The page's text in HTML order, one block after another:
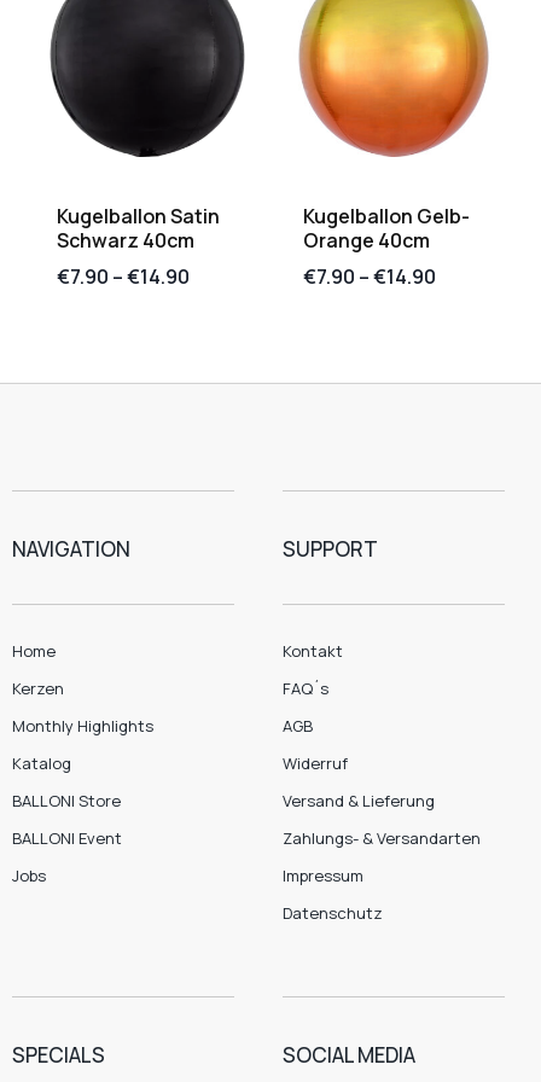
Kugelballon Satin
Schwarz 40cm
€7.90 –€14.90
Kugelballon Gelb-
Orange 40cm
€7.90 –€14.90
NAVIGATION
Home
Kerzen
Monthly Highlights
Katalog
BALLONI Store
BALLONI Event
Jobs
SUPPORT
Kontakt
FAQ´s
AGB
Widerruf
Versand & Lieferung
Zahlungs- & Versandarten
Impressum
Datenschutz
SPECIALS SOCIAL MEDIA